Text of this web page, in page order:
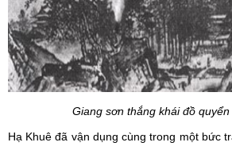
Giang sơn thắng khái đồ
Hạ Khuê đã vận dụng cùng trong một bức